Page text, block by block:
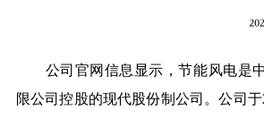
公司官网信息显示，节能风电是
限公司控股的现代股份制公司。公司于